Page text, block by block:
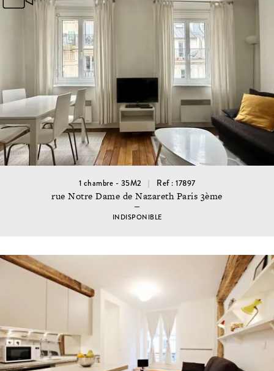
1 chambre - 35M2 Ref : 17897
rue Notre Dame de Nazareth Paris 3ème
INDISPONIBLE